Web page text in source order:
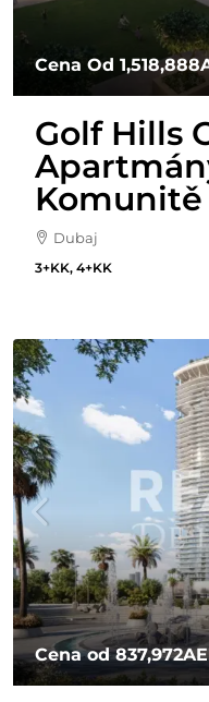
Cena Od
Golf Hills
Komunitě
Dubaj
3+KK, 4+KK
Cena od